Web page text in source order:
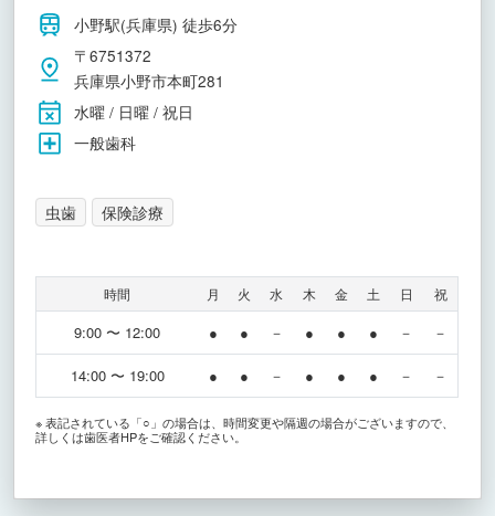
小野駅(兵庫県) 徒歩6分
〒6751372
兵庫県小野市本町281
水曜 / 日曜 / 祝日
一般歯科
虫歯 保険診療
時間 月 火 水 木 金 土 日 祝
9:00 〜 12:00 ● ● － ● ● ● － －
14:00 〜 19:00 ● ● － ● ● ● － －
※ 表記されている「○」の場合は、時間変更や隔週の場合がございますので、
詳しくは歯医者HPをご確認ください。